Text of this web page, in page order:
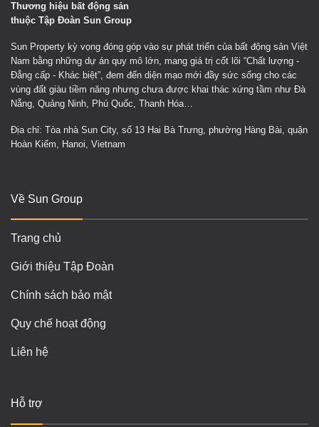
Thương hiệu bất động sản
thuộc Tập Đoàn Sun Group
Sun Property kỳ vọng đóng góp vào sự phát triển của bất động sản Việt
Nam bằng những dự án quy mô lớn, mang giá trị cốt lõi “Chất lượng -
Đẳng cấp - Khác biệt”, đem đến diện mạo mới đầy sức sống cho các
vùng đất giàu tiềm năng nhưng chưa được khai thác xứng tầm như Đà
Nẵng, Quảng Ninh, Phú Quốc, Thanh Hóa…
Địa chỉ: Tòa nhà Sun City, số 13 Hai Bà Trưng, phường Hàng Bài, quận
Hoàn Kiếm, Hanoi, Vietnam
Về Sun Group
Trang chủ
Giới thiệu Tập Đoàn
Chính sách bảo mật
Quy chế hoạt động
Liên hệ
Hỗ trợ